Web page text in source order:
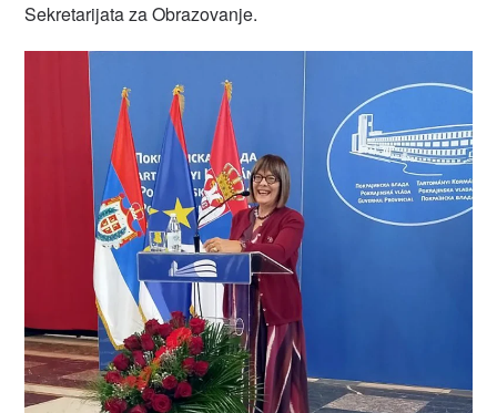
Sekretarijata za Obrazovanje.